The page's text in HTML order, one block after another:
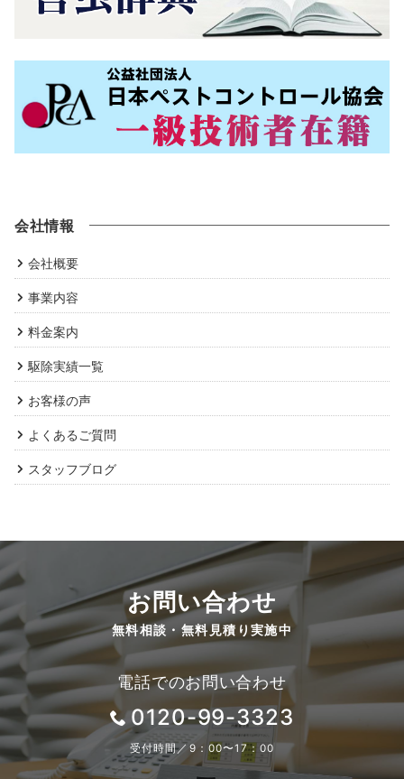
会社情報
会社概要
事業内容
料金案内
駆除実績一覧
お客様の声
よくあるご質問
スタッフブログ
お問い合わせ
無料相談・無料見積り実施中
電話でのお問い合わせ
0120-99-3323
受付時間／9：00〜17：00